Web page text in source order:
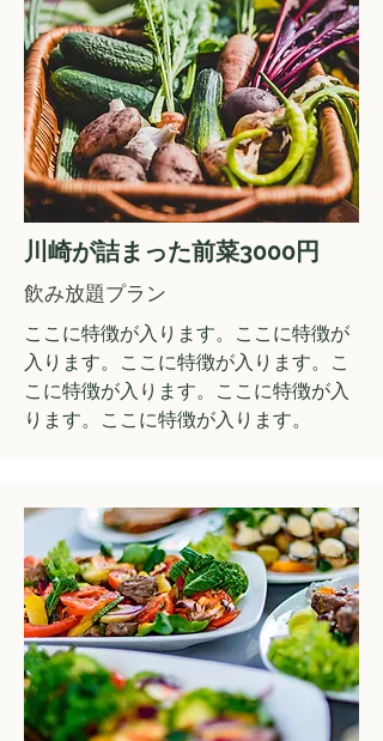
川崎が詰まった前菜3000円
飲み放題プラン
ここに特徴が入ります。ここに特徴が
入ります。ここに特徴が入ります。こ
こに特徴が入ります。ここに特徴が入
ります。ここに特徴が入ります。